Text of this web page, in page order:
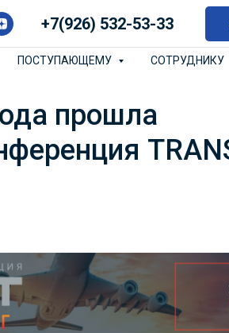
+7(926) 532-53-33
ПОСТУПАЮЩЕМУ СОТРУДНИКУ
прошла